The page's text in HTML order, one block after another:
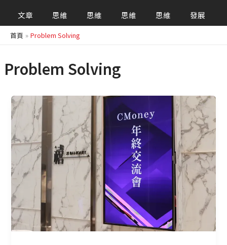
文章 思維 思維 思維 思維 發展
首頁 Problem Solving
Problem Solving
CMoney
交
流
—
Problem
Solving
框